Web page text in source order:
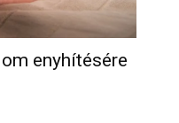
enyhítésére